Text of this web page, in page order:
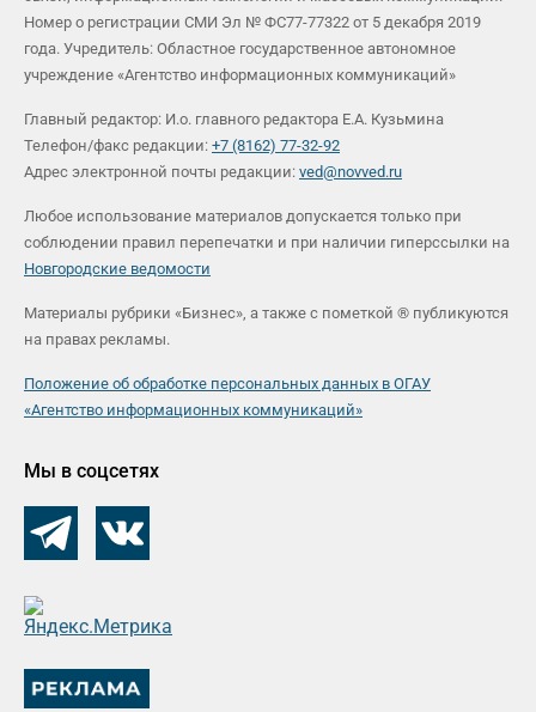
Номер о регистрации СМИ Эл № ФС77-77322 от 5 декабря 2019
года. Учредитель: Областное государственное автономное
учреждение «Агентство информационных коммуникаций»
Главный редактор: И.о. главного редактора Е.А. Кузьмина
Телефон/факс редакции: +7 (8162) 77-32-92
Адрес электронной почты редакции: ved@novved.ru
Любое использование материалов допускается только при
соблюдении правил перепечатки и при наличии гиперссылки на
Новгородские ведомости
Материалы рубрики «Бизнес», а также с пометкой ® публикуются
на правах рекламы.
Положение об обработке персональных данных в ОГАУ
«Агентство информационных коммуникаций»
Мы в соцсетях